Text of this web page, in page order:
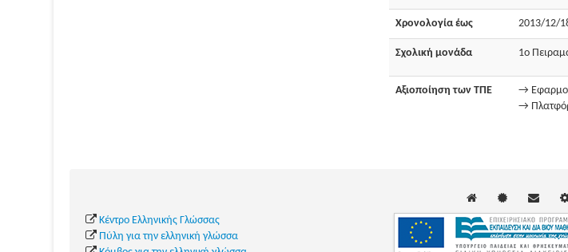
Χρονολογία έως 2013/12/
Σχολική μονάδα 1ο
Αξιοποίηση των ΤΠΕ
→
→
Κέντρο Ελληνικής Γλώσσας
Πύλη για την ελληνική γλώσσα